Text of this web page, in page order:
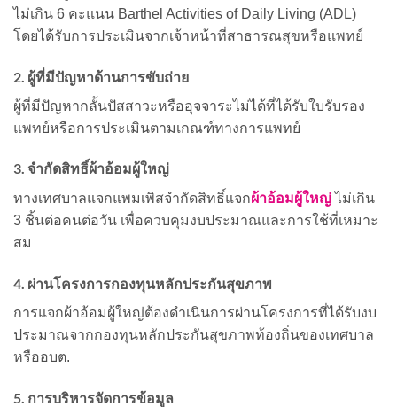
ไม่เกิน 6 คะแนน Barthel Activities of Daily Living (ADL)
โดยได้รับการประเมินจากเจ้าหน้าที่สาธารณสุขหรือแพทย์
2. ผู้ที่มีปัญหาด้านการขับถ่าย
ผู้ที่มีปัญหากลั้นปัสสาวะหรืออุจจาระไม่ได้ที่ได้รับใบรับรอง
แพทย์หรือการประเมินตามเกณฑ์ทางการแพทย์
3. จำกัดสิทธิ์ผ้าอ้อมผู้ใหญ่
ทางเทศบาลแจกแพมเพิสจำกัดสิทธิ์แจกผ้าอ้อมผู้ใหญ่ไม่เกิน
3 ชิ้นต่อคนต่อวัน เพื่อควบคุมงบประมาณและการใช้ที่เหมาะ
สม
4. ผ่านโครงการกองทุนหลักประกันสุขภาพ
การแจกผ้าอ้อมผู้ใหญ่ต้องดำเนินการผ่านโครงการที่ได้รับงบ
ประมาณจากกองทุนหลักประกันสุขภาพท้องถิ่นของเทศบาล
หรืออบต.
5. การบริหารจัดการข้อมูล